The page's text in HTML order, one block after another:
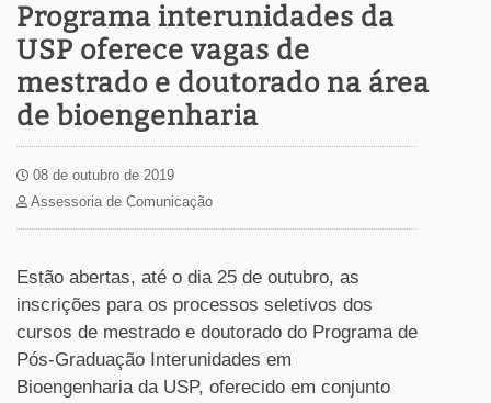
Programa interunidades da
USP oferece vagas de
mestrado e doutorado na área
de bioengenharia
08 de outubro de 2019
Assessoria de Comunicação
Estão abertas, até o dia 25 de outubro, as
inscrições para os processos seletivos dos
cursos de mestrado e doutorado do Programa de
Pós-Graduação Interunidades em
Bioengenharia da USP, oferecido em conjunto